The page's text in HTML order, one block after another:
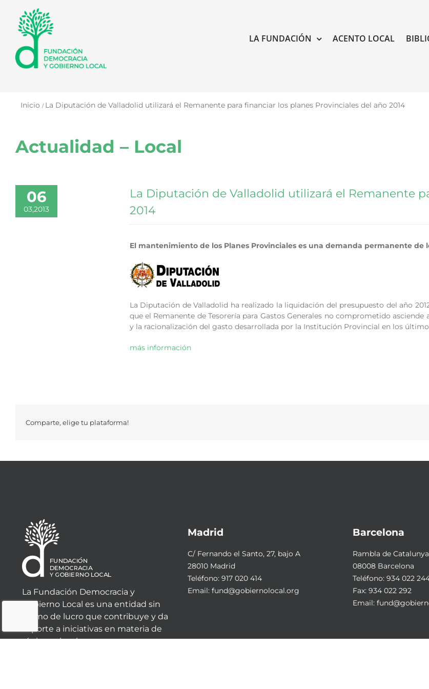
contenido
LA FUNDACIÓN ACENTO LOCAL
Inicio La Diputación de Valladolid utilizará el Remanente para financiar los planes Provinciales del año 2014
Actualidad – Local
06
03,2013
La Diputación de Valladolid utilizará el Remanente
2014
El mantenimiento de los Planes Provinciales es una demanda permanente de
La Diputación de Valladolid ha realizado la liquidación del presupuesto del año
que el Remanente de Tesorería para Gastos Generales no comprometido
y la racionalización del gasto desarrollada por la Institución Provincial en los
más información
Comparte, elige tu plataforma!
La Fundación Democracia y
Gobierno Local es una entidad sin
ánimo de lucro que contribuye y da
soporte a iniciativas en materia de
régimen local.
Madrid
C/ Fernando el Santo, 27, bajo A
28010 Madrid
Teléfono: 917 020 414
Email: fund@gobiernolocal.org
Barcelona
Rambla de
08008 Barcelona
Teléfono: 934 022
Fax: 934 022 292
Email: